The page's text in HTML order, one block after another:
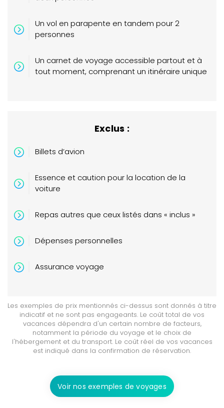
Un vol en parapente en tandem pour 2
personnes
Un carnet de voyage accessible partout et à
tout moment, comprenant un itinéraire unique
Exclus :
Billets d’avion
Essence et caution pour la location de la
voiture
Repas autres que ceux listés dans « inclus »
Dépenses personnelles
Assurance voyage
Les exemples de prix mentionnés ci-dessus sont donnés à titre
indicatif et ne sont pas engageants. Le coût total de vos
vacances dépendra d'un certain nombre de facteurs,
notamment la période du voyage et le choix de
l'hébergement et du transport. Le coût réel de vos vacances
est indiqué dans la confirmation de réservation.
Voir nos exemples de voyages